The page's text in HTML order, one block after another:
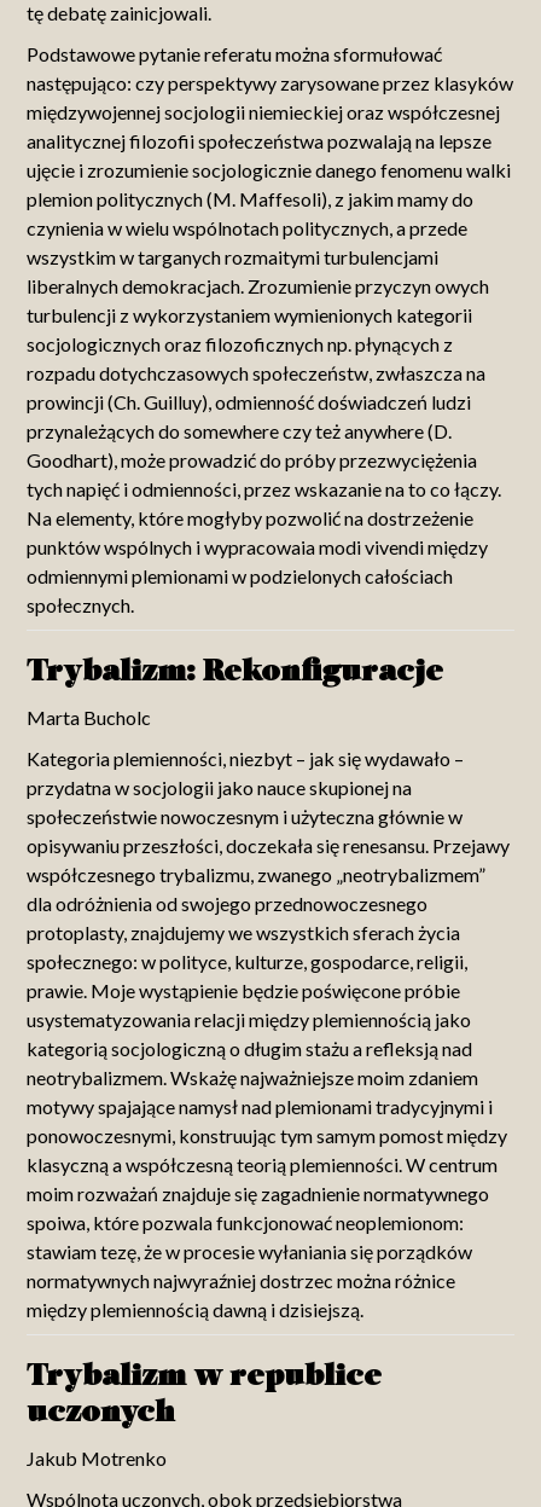
tę debatę zainicjowali.
Podstawowe pytanie referatu można sformułować
następująco: czy perspektywy zarysowane przez klasyków
międzywojennej socjologii niemieckiej oraz współczesnej
analitycznej filozofii społeczeństwa pozwalają na lepsze
ujęcie i zrozumienie socjologicznie danego fenomenu walki
plemion politycznych (M. Maffesoli), z jakim mamy do
czynienia w wielu wspólnotach politycznych, a przede
wszystkim w targanych rozmaitymi turbulencjami
liberalnych demokracjach. Zrozumienie przyczyn owych
turbulencji z wykorzystaniem wymienionych kategorii
socjologicznych oraz filozoficznych np. płynących z
rozpadu dotychczasowych społeczeństw, zwłaszcza na
prowincji (Ch. Guilluy), odmienność doświadczeń ludzi
przynależących do somewhere czy też anywhere (D.
Goodhart), może prowadzić do próby przezwyciężenia
tych napięć i odmienności, przez wskazanie na to co łączy.
Na elementy, które mogłyby pozwolić na dostrzeżenie
punktów wspólnych i wypracowaia modi vivendi między
odmiennymi plemionami w podzielonych całościach
społecznych.
Trybalizm: Rekonfiguracje
Marta Bucholc
Kategoria plemienności, niezbyt – jak się wydawało –
przydatna w socjologii jako nauce skupionej na
społeczeństwie nowoczesnym i użyteczna głównie w
opisywaniu przeszłości, doczekała się renesansu. Przejawy
współczesnego trybalizmu, zwanego „neotrybalizmem”
dla odróżnienia od swojego przednowoczesnego
protoplasty, znajdujemy we wszystkich sferach życia
społecznego: w polityce, kulturze, gospodarce, religii,
prawie. Moje wystąpienie będzie poświęcone próbie
usystematyzowania relacji między plemiennością jako
kategorią socjologiczną o długim stażu a refleksją nad
neotrybalizmem. Wskażę najważniejsze moim zdaniem
motywy spajające namysł nad plemionami tradycyjnymi i
ponowoczesnymi, konstruując tym samym pomost między
klasyczną a współczesną teorią plemienności. W centrum
moim rozważań znajduje się zagadnienie normatywnego
spoiwa, które pozwala funkcjonować neoplemionom:
stawiam tezę, że w procesie wyłaniania się porządków
normatywnych najwyraźniej dostrzec można różnice
między plemiennością dawną i dzisiejszą.
Trybalizm w republice
uczonych
Jakub Motrenko
Wspólnota uczonych, obok przedsiębiorstwa